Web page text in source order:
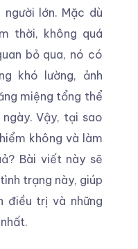
lớn. Mặc dù
thời, không quá
bỏ qua, nó có
khó lường, ảnh
miệng tổng thể
Vậy, tại sao
không và làm
Bài viết này sẽ
trạng này, giúp
điều trị và những